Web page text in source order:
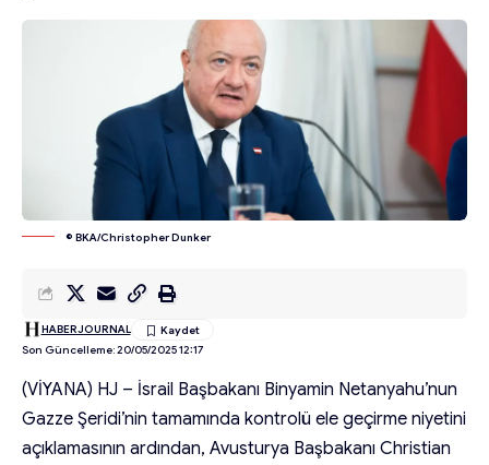
© BKA/Christopher Dunker
Son Güncelleme: 20/05/2025 12:17
HABERJOURNAL
(VİYANA) HJ – İsrail Başbakanı Binyamin Netanyahu’nun
Gazze Şeridi’nin tamamında kontrolü ele geçirme niyetini
açıklamasının ardından, Avusturya Başbakanı Christian